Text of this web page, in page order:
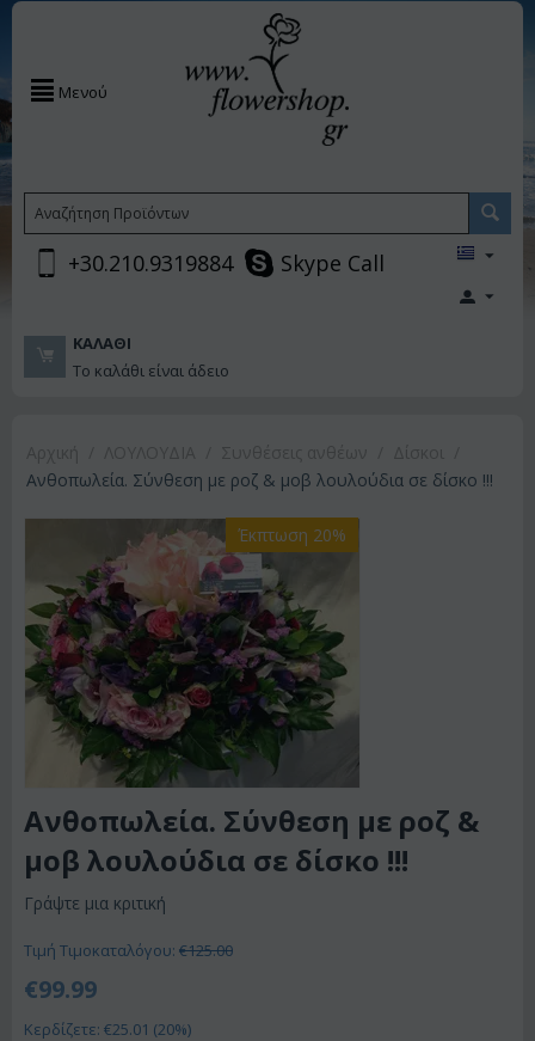
Μενού
+30.210.9319884 Skype Call
ΚΑΛΆΘΙ
Το καλάθι είναι άδειο
Ανθοπωλεία. Σύνθεση με ροζ & μοβ λουλούδια σε δίσκο !!!
Έκπτωση 20%
Ανθοπωλεία. Σύνθεση με ροζ &
μοβ λουλούδια σε δίσκο !!!
Γράψτε μια κριτική
Τιμή Τιμοκαταλόγου: €125.00
€99.99
Κερδίζετε: €25.01 (20%)